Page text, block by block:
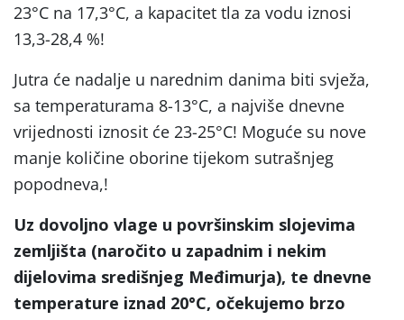
23°C na 17,3°C, a kapacitet tla za vodu iznosi
13,3-28,4 %!
Jutra će nadalje u narednim danima biti svježa,
sa temperaturama 8-13°C, a najviše dnevne
vrijednosti iznosit će 23-25°C! Moguće su nove
manje količine oborine tijekom sutrašnjeg
popodneva,!
Uz dovoljno vlage u površinskim slojevima
zemljišta (naročito u zapadnim i nekim
dijelovima središnjeg Međimurja), te dnevne
temperature iznad 20°C, očekujemo brzo